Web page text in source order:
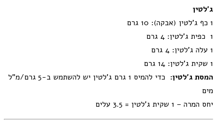
ג'לטין
1 כף ג'לטין (אבקה): 10 גרם
1 כפית ג'לטין: 4 גרם
1 עלה ג’לטין: 4 גרם
1 שקית ג'לטין: 14 גרם
המסת ג’לטין:
כדי להמיס 1 גרם ג’לטין יש להשתמש ב-5 גרם/מ”ל
מים
יחס המרה – 1 שקית ג'לטין = 3.5 עלים